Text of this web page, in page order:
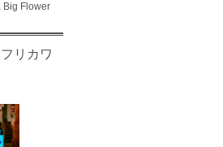
Big Flower
リカワ